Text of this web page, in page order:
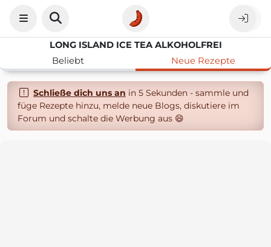
LONG ISLAND ICE TEA ALKOHOLFREI
Beliebt
Neue Rezepte
Schließe dich uns an in 5 Sekunden - sammle und
füge Rezepte hinzu, melde neue Blogs, diskutiere im
Forum und schalte die Werbung aus 😄